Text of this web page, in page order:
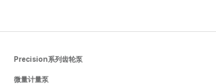
Precision系列齿轮泵
微量计量泵